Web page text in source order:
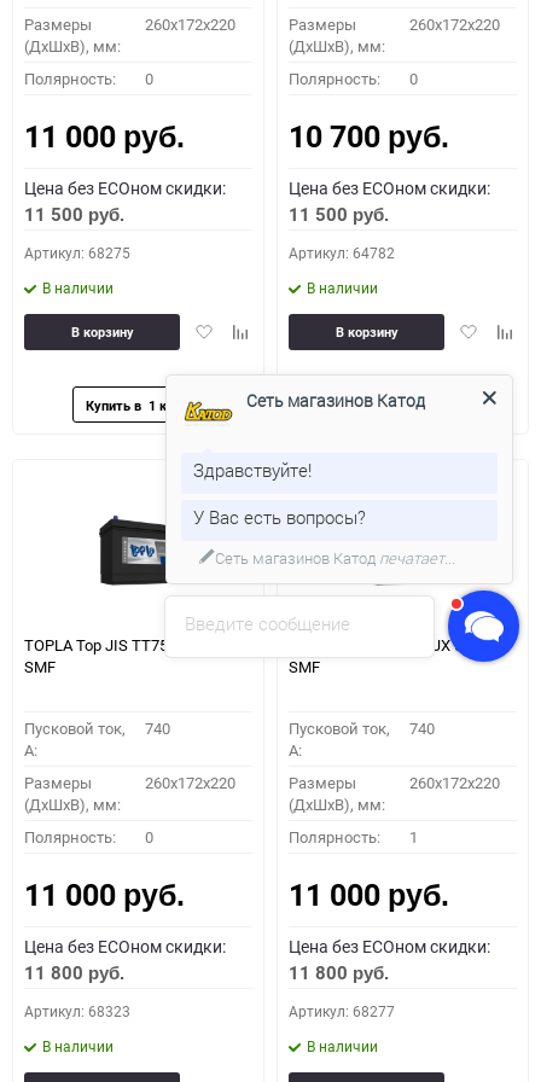
Размеры
(ДхШхВ), мм:
260x172x220
Полярность: 0
11 000 руб.
Цена без ECOном скидки:
11 500 руб.
Артикул: 68275
В наличии
Добавить
избранное
Добавить
сравнению
В корзину
Размеры
(ДхШхВ), мм:
260x172x220
Полярность: 0
10 700 руб.
Цена без ECOном скидки:
11 500 руб.
Артикул: 64782
В наличии
Добавить
избранное
В корзину
TOPLA Top JIS TT75J 57529
SMF
Пусковой ток,
A:
740
Размеры
(ДхШхВ), мм:
260x172x220
Полярность: 0
11 000 руб.
Цена без ECOном скидки:
11 800 руб.
Артикул: 68323
В наличии
TOPLA Top JIS TT75JХ 57524
SMF
Пусковой ток,
A:
740
Размеры
(ДхШхВ), мм:
260x172x220
Полярность: 1
11 000 руб.
Цена без ECOном скидки:
11 800 руб.
Артикул: 68277
В наличии
Введите сообщение
Сеть магазинов Катод
Здравствуйте!
У Вас есть вопросы?
Сеть магазинов Катод печатает...